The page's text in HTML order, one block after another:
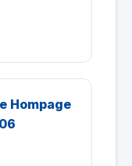
Hompage